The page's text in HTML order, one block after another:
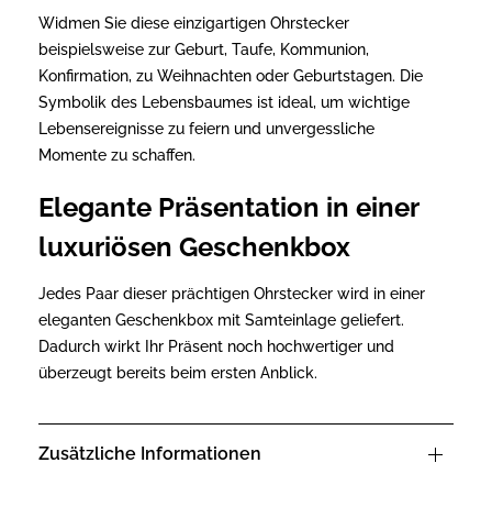
Widmen Sie diese einzigartigen Ohrstecker
beispielsweise zur Geburt, Taufe, Kommunion,
Konfirmation, zu Weihnachten oder Geburtstagen. Die
Symbolik des Lebensbaumes ist ideal, um wichtige
Lebensereignisse zu feiern und unvergessliche
Momente zu schaffen.
Elegante Präsentation in einer
luxuriösen Geschenkbox
Jedes Paar dieser prächtigen Ohrstecker wird in einer
eleganten Geschenkbox mit Samteinlage geliefert.
Dadurch wirkt Ihr Präsent noch hochwertiger und
überzeugt bereits beim ersten Anblick.
Zusätzliche Informationen